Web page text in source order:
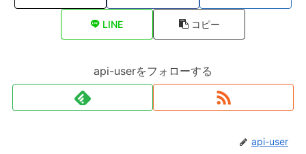
LINE コピー
api-userをフォローする
api-user